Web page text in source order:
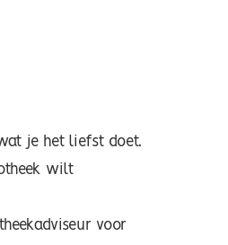
je het liefst doet.
wilt
voor